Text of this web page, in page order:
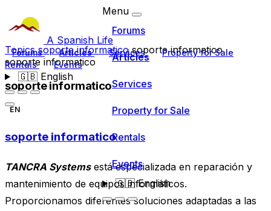
A Spanish Life
Forums Articles Services
Property for Sale
Rentals
Events
🇬🇧English
Menu
Forums
Articles
Services
Property for Sale
Rentals
Events
🇬🇧English
Topicssoporte informaticosoporte informatico
soporte informatico
soporte informatico
EN
soporte informatico
TANCRA Systemsestá especializada en reparación y
mantenimiento de equipos informáticos.
Proporcionamos diferentes soluciones adaptadas a las